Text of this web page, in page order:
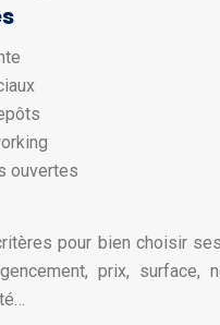
ouvertes
pour bien choisir
prix, surface,